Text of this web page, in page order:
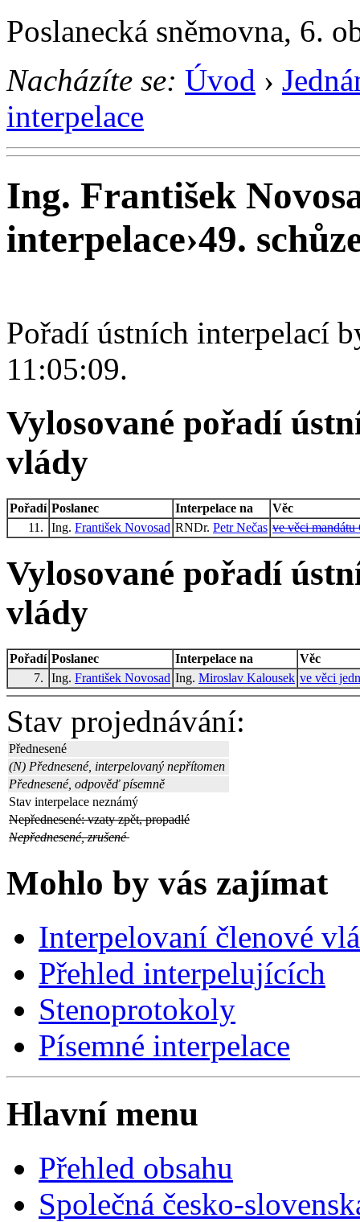
Poslanecká sněmovna, 6.
Nacházíte se: Úvod ›
interpelace
Ing. František
interpelace›49.
Pořadí ústních interpelací
11:05:09.
Vylosované pořadí
vlády
Pořadí Poslanec Interpelace na
Věc
11.
Ing. František Novosad RNDr. Petr Nečas ve věci
Vylosované pořadí
vlády
Pořadí Poslanec Interpelace na
Věc
7.
Ing. František Novosad Ing. Miroslav Kalousek ve věci
Stav projednávání:
Přednesené
(N) Přednesené, interpelovaný nepřítomen
Přednesené, odpověď písemně
Stav interpelace neznámý
Nepřednesené: vzaty zpět, propadlé
Nepřednesené, zrušené
Mohlo by vás zajímat
Interpelovaní členové
Přehled interpelujících
Stenoprotokoly
Písemné interpelace
Hlavní menu
Přehled obsahu
Společná česko-